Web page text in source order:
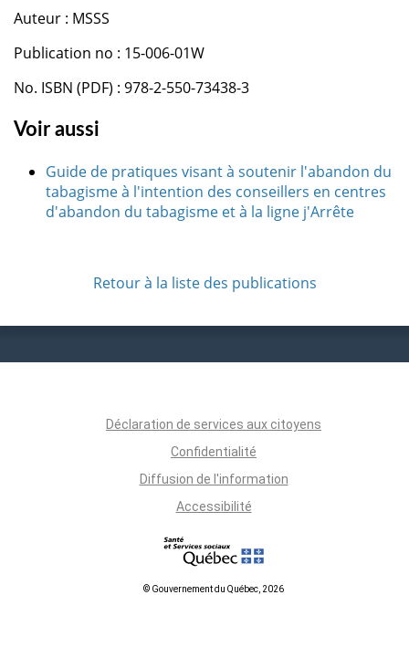
Auteur : MSSS
Publication no : 15-006-01W
No. ISBN (PDF) : 978-2-550-73438-3
Voir aussi
Guide de pratiques visant à soutenir l'abandon du
tabagisme à l'intention des conseillers en centres
d'abandon du tabagisme et à la ligne j'Arrête
Retour à la liste des publications
Déclaration de services aux citoyens
Confidentialité
Diffusion de l'information
Accessibilité
© Gouvernement du Québec, 2026